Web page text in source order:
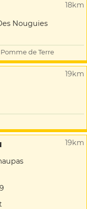
18km
Nouguies
Pomme de Terre
19km
19km